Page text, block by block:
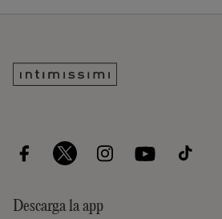
Descarga la app